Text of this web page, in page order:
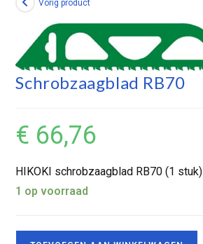
Vorig product
Schrobzaagblad RB70
€ 66,76
HIKOKI schrobzaagblad RB70 (1 stuk)
1 op voorraad